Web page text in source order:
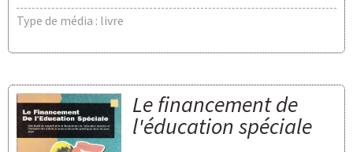
Type de média : livre
Le financement de
l'éducation spéciale